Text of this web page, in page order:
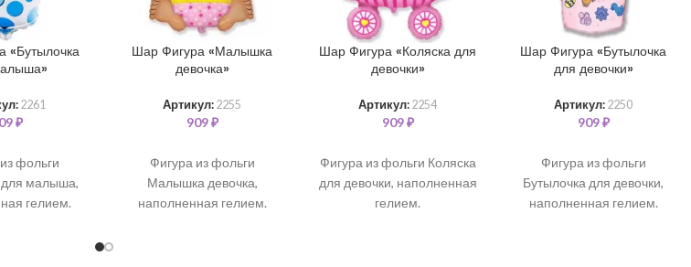
«Бутылочка
2261
₽
фольги
для малыша,
гелием.
Шар Фигура «Малышка
девочка»
Артикул: 2255
909₽
Фигура из фольги
Малышка девочка,
наполненная гелием.
Шар Фигура «Коляска для
девочки»
Артикул: 2254
909₽
Фигура из фольги Коляска
для девочки, наполненная
гелием.
Шар Фигура «Бутылочка
для девочки»
Артикул: 2250
909₽
Фигура из фольги
Бутылочка для девочки,
наполненная гелием.